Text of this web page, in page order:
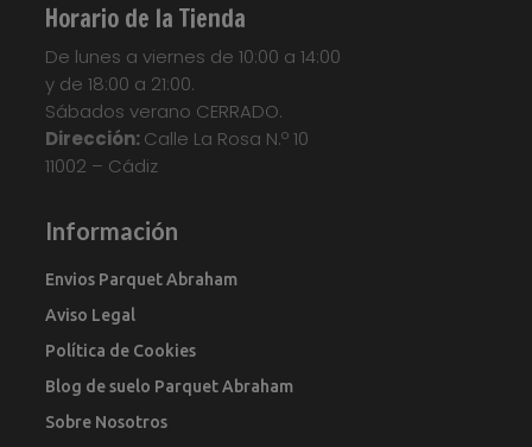
Horario de la Tienda
De lunes a viernes de 10:00 a 14:00
y de 18:00 a 21:00.
Sábados verano CERRADO.
Dirección:Calle La Rosa N.º 10
11002 – Cádiz
Información
Envios Parquet Abraham
Aviso Legal
Política de Cookies
Blog de suelo Parquet Abraham
Sobre Nosotros